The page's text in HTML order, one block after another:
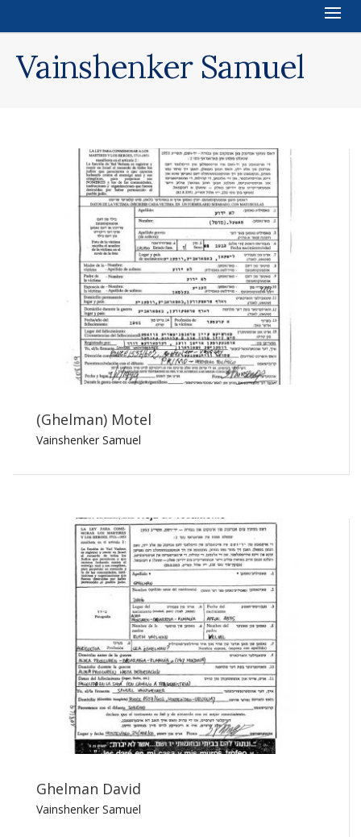
Vainshenker Samuel
(Ghelman) Motel
Vainshenker Samuel
Ghelman David
Vainshenker Samuel